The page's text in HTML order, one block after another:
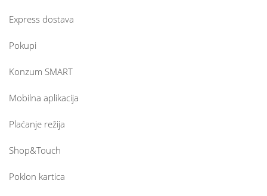
Express dostava
Pokupi
Konzum SMART
Mobilna aplikacija
Plaćanje režija
Shop&Touch
Poklon kartica